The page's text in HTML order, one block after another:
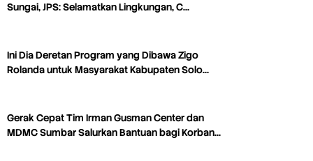
Sungai, JPS: Selamatkan Lingkungan, C…
Ini Dia Deretan Program yang Dibawa Zigo
Rolanda untuk Masyarakat Kabupaten Solo…
Gerak Cepat Tim Irman Gusman Center dan
MDMC Sumbar Salurkan Bantuan bagi Korban…